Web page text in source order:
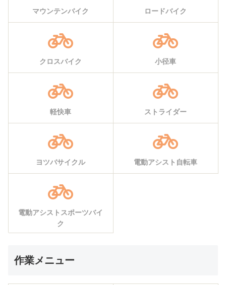
マウンテンバイク ロードバイク
クロスバイク 小径車
軽快車 ストライダー
ヨツバサイクル 電動アシスト自転車
電動アシストスポーツバイ
ク
作業メニュー